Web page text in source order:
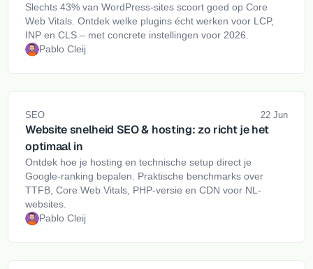
Slechts 43% van WordPress-sites scoort goed op Core
Web Vitals. Ontdek welke plugins écht werken voor LCP,
INP en CLS – met concrete instellingen voor 2026.
Pablo Cleij
SEO 22 Jun
Website snelheid SEO & hosting: zo richt je het
optimaal in
Ontdek hoe je hosting en technische setup direct je
Google-ranking bepalen. Praktische benchmarks over
TTFB, Core Web Vitals, PHP-versie en CDN voor NL-
websites.
Pablo Cleij